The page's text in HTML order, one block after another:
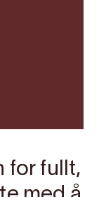
for fullt,